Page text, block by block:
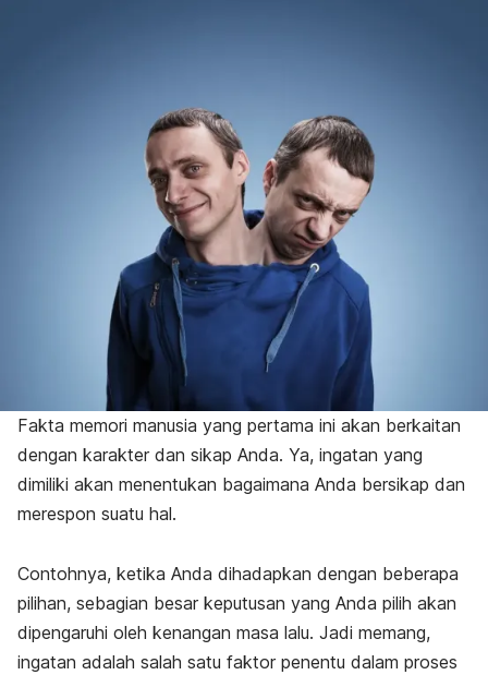
Fakta memori manusia yang pertama ini akan berkaitan
dengan karakter dan sikap Anda. Ya, ingatan yang
dimiliki akan menentukan bagaimana Anda bersikap dan
merespon suatu hal.
Contohnya, ketika Anda dihadapkan dengan beberapa
pilihan, sebagian besar keputusan yang Anda pilih akan
dipengaruhi oleh kenangan masa lalu. Jadi memang,
ingatan adalah salah satu faktor penentu dalam proses